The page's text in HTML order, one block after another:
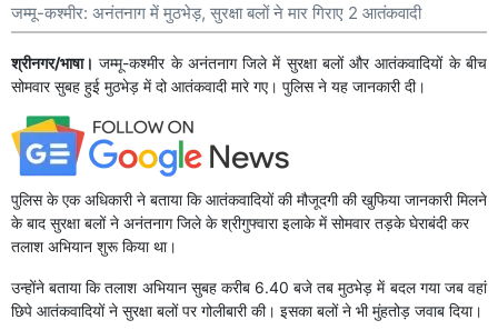
जम्मू-कश्मीर: अनंतनाग में मुठभेड़, सुरक्षा बलों ने मार गिराए 2 आतंकवादी
श्रीनगर/भाषा। जम्मू-कश्मीर के अनंतनाग जिले में सुरक्षा बलों और आतंकवादियों के बीच
सोमवार सुबह हुई मुठभेड़ में दो आतंकवादी मारे गए। पुलिस ने यह जानकारी दी।
पुलिस के एक अधिकारी ने बताया कि आतंकवादियों की मौजूदगी की खुफिया जानकारी मिलने
के बाद सुरक्षा बलों ने अनंतनाग जिले के श्रीगुफ्वारा इलाके में सोमवार तड़के घेराबंदी कर
तलाश अभियान शुरू किया था।
उन्होंने बताया कि तलाश अभियान सुबह करीब 6.40 बजे तब मुठभेड़ में बदल गया जब वहां
छिपे आतंकवादियों ने सुरक्षा बलों पर गोलीबारी की। इसका बलों ने भी मुंहतोड़ जवाब दिया।